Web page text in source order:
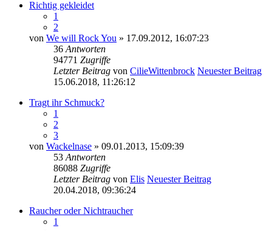
Richtig gekleidet
1
2
von We will Rock You » 17.09.2012, 16:07:23
36 Antworten
94771 Zugriffe
Letzter Beitrag von CilieWittenbrock Neuester Beitrag
15.06.2018, 11:26:12
Tragt ihr Schmuck?
1
2
3
von Wackelnase » 09.01.2013, 15:09:39
53 Antworten
86088 Zugriffe
Letzter Beitrag von Elis Neuester Beitrag
20.04.2018, 09:36:24
Raucher oder Nichtraucher
1